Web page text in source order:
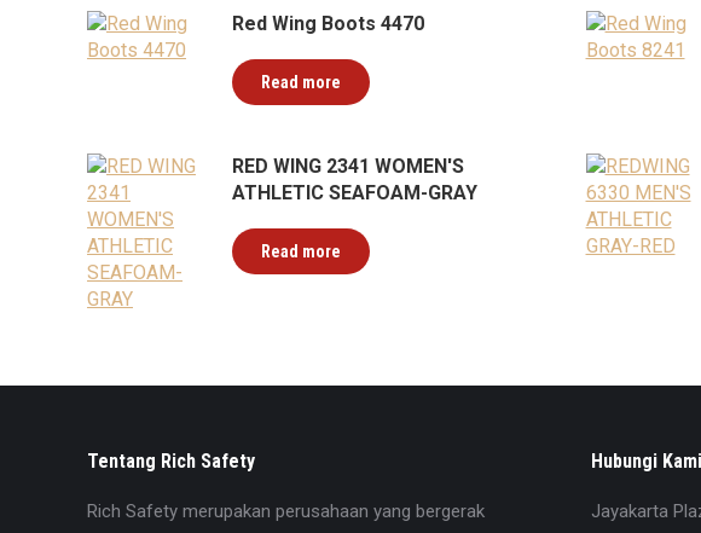
Red Wing Boots 4470
Read more
RED WING 2341 WOMEN'S
ATHLETIC SEAFOAM-GRAY
Read more
Tentang Rich Safety
Rich Safety merupakan perusahaan yang bergerak
Hubungi Kami
Jayakarta